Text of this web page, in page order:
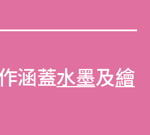
涵蓋水墨及繪